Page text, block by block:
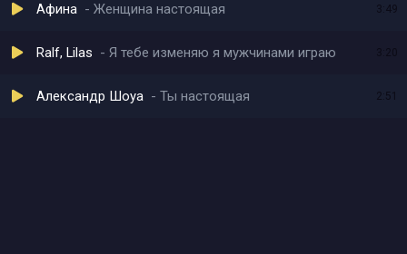
Афина Женщина настоящая 3:49
Ralf, Lilas Я тебе изменяю я мужчинами играю
Александр Шоуа Ты настоящая 2:51